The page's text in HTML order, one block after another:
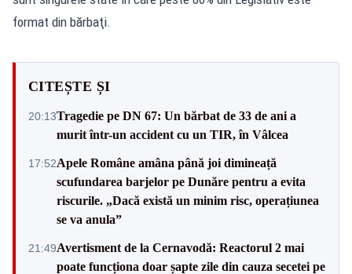
format din bărbaţi.
CITEȘTE ȘI
20:13Tragedie pe DN 67: Un bărbat de 33 de ani a
murit într-un accident cu un TIR, în Vâlcea
17:52Apele Române amâna până joi dimineață
scufundarea barjelor pe Dunăre pentru a evita
riscurile. „Dacă există un minim risc, operațiunea
se va anula”
21:49Avertisment de la Cernavodă: Reactorul 2 mai
poate funcționa doar șapte zile din cauza secetei pe